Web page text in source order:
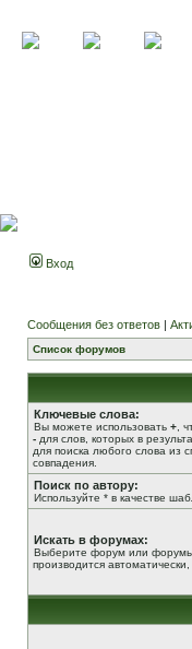
Вход
Сообщения без ответов |
Список форумов
Ключевые слова:
Вы можете использовать + ,
- для слов, которых в
для поиска любого слова из
совпадения.
Поиск по автору:
Используйте * в качестве
Искать в форумах:
Выберите форум или
производится